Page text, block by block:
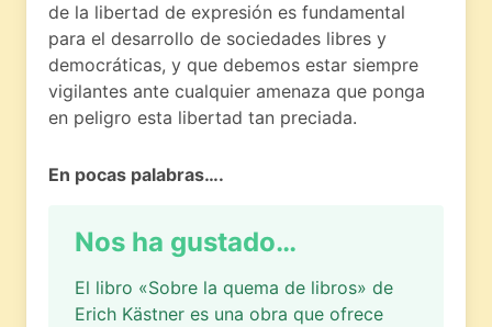
de la libertad de expresión es fundamental
para el desarrollo de sociedades libres y
democráticas, y que debemos estar siempre
vigilantes ante cualquier amenaza que ponga
en peligro esta libertad tan preciada.
En pocas palabras….
Nos ha gustado…
El libro «Sobre la quema de libros» de
Erich Kästner es una obra que ofrece